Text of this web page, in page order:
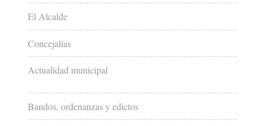
El Alcalde
Concejalías
Actualidad municipal
Bandos, ordenanzas y edictos